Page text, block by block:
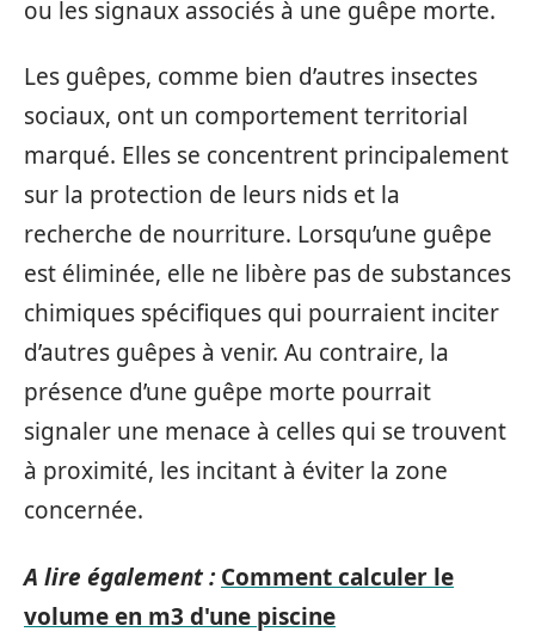
ou les signaux associés à une guêpe morte.
Les guêpes, comme bien d’autres insectes
sociaux, ont un comportement territorial
marqué. Elles se concentrent principalement
sur la protection de leurs nids et la
recherche de nourriture. Lorsqu’une guêpe
est éliminée, elle ne libère pas de substances
chimiques spécifiques qui pourraient inciter
d’autres guêpes à venir. Au contraire, la
présence d’une guêpe morte pourrait
signaler une menace à celles qui se trouvent
à proximité, les incitant à éviter la zone
concernée.
A lire également : Comment calculer le
volume en m3 d'une piscine